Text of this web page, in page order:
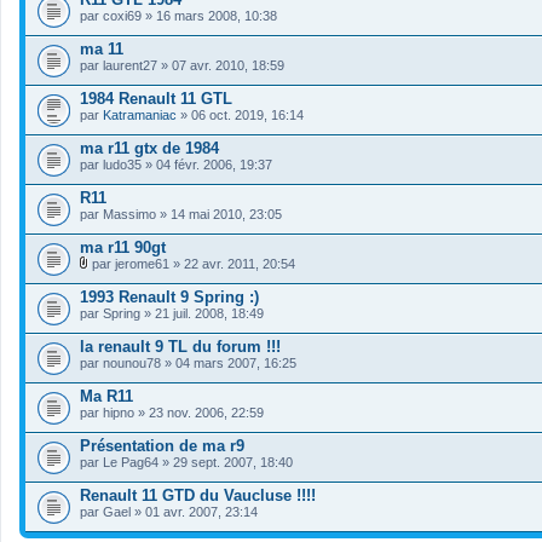
r
s
)
j
o
i
n
t
(
s
par coxi69 » 16 mars 2008, 10:38
ma 11
par laurent27 » 07 avr. 2010, 18:59
1984 Renault 11 GTL
par Katramaniac » 06 oct. 2019, 16:14
ma r11 gtx de 1984
par ludo35 » 04 févr. 2006, 19:37
R11
par Massimo » 14 mai 2010, 23:05
ma r11 90gt
F
i
c
h
i
e
r
s
)
j
o
i
n
t
(
s
par jerome61 » 22 avr. 2011, 20:54
1993 Renault 9 Spring :)
par Spring » 21 juil. 2008, 18:49
la renault 9 TL du forum !!!
par nounou78 » 04 mars 2007, 16:25
Ma R11
par hipno » 23 nov. 2006, 22:59
Présentation de ma r9
par Le Pag64 » 29 sept. 2007, 18:40
Renault 11 GTD du Vaucluse !!!!
par Gael » 01 avr. 2007, 23:14